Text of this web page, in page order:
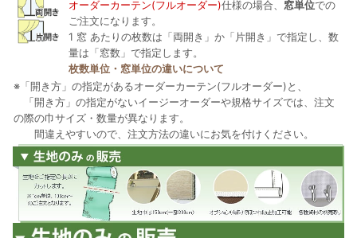
オーダーカーテン(フルオーダー)仕様の場合、 窓単位での
ご注文になります。
1 窓 あたりの枚数は「両開き」か「片開き」で指定し、数
量は「窓数」で指定します。
枚数単位・窓単位の違いについて
※「開き方」の指定があるオーダーカーテン(フルオーダー)と、
「開き方」の指定がないイージーオーダーや規格サイズでは、注文
の際の巾サイズ・数量が異なります。
間違えやすいので、注文方法の違いにお気を付けください。